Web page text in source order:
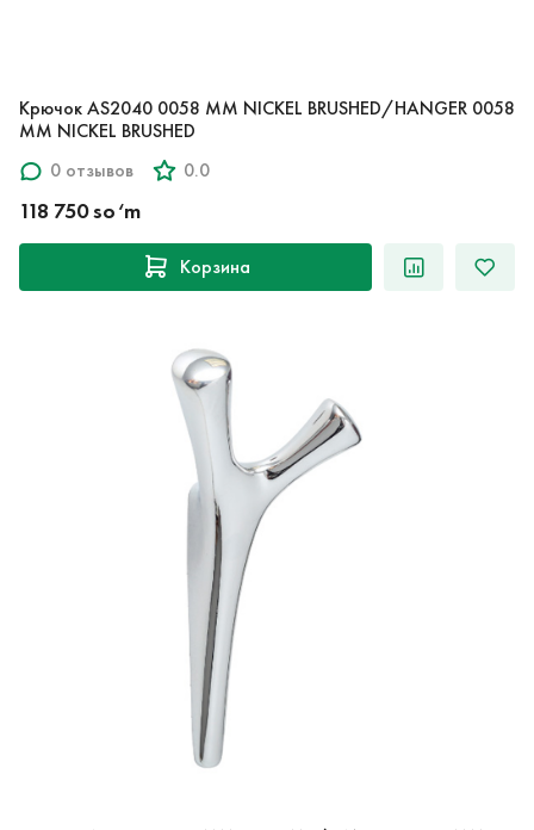
Крючок AS2040 0058 MM NICKEL BRUSHED/HANGER 0058
MM NICKEL BRUSHED
0 отзывов
0.0
118 750 so‘m
Корзина